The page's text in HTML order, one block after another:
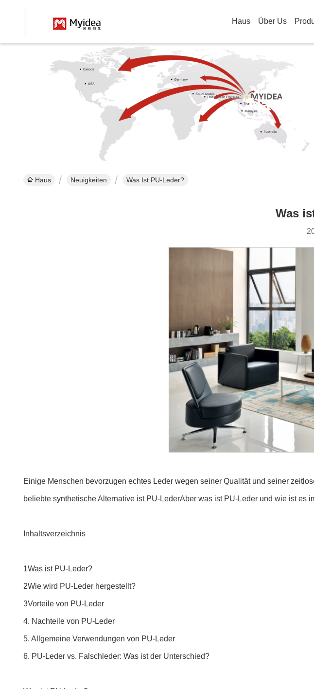
Haus Über Us
Haus Neuigkeiten Was Ist PU-Leder?
Was
Einige Menschen bevorzugen echtes Leder wegen seiner Qualität und seiner
beliebte synthetische Alternative ist PU-LederAber was ist PU-Leder und wie ist es
Inhaltsverzeichnis
1Was ist PU-Leder?
2Wie wird PU-Leder hergestellt?
3Vorteile von PU-Leder
4. Nachteile von PU-Leder
5. Allgemeine Verwendungen von PU-Leder
6. PU-Leder vs. Falschleder: Was ist der Unterschied?